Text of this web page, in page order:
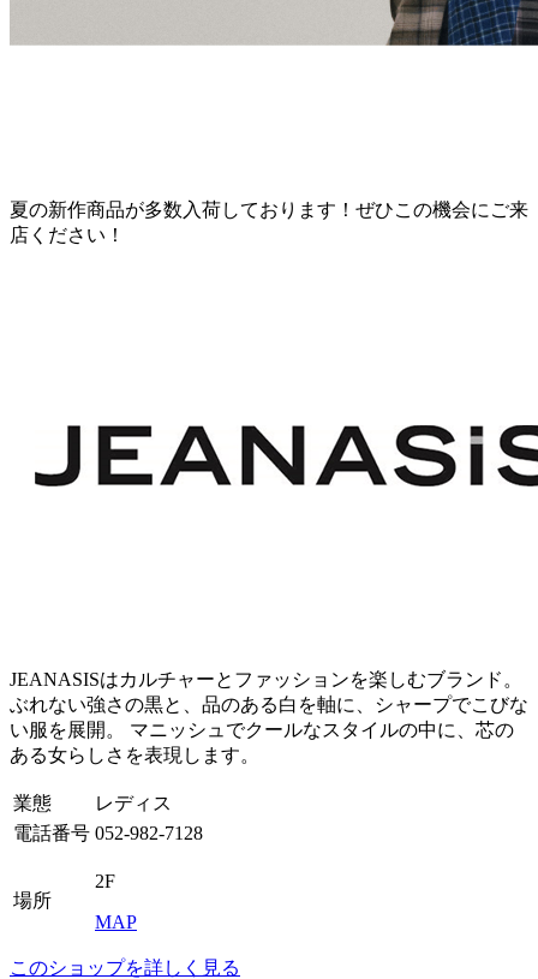
夏の新作商品が多数入荷しております！ぜひこの機会にご来
店ください！
JEANASISはカルチャーとファッションを楽しむブランド。
ぶれない強さの黒と、品のある白を軸に、シャープでこびな
い服を展開。 マニッシュでクールなスタイルの中に、芯の
ある女らしさを表現します。
業態
レディス
電話番号 052-982-7128
場所
2F
MAP
このショップを詳しく見る